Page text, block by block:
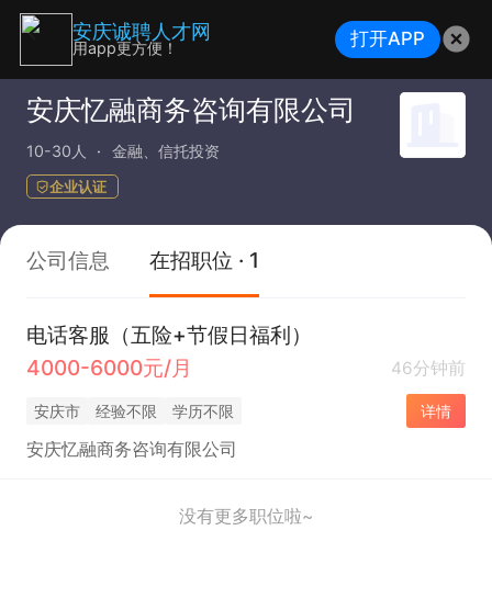
安庆忆融商务咨询有限公司
10-30人 金融、信托投资
企业认证
公司信息 在招职位 · 1
电话客服（五险+节假日福利）
4000-6000元/月
46分钟前
安庆市 经验不限 学历不限 详情
安庆忆融商务咨询有限公司
没有更多职位啦~
安庆诚聘人才网
用app更方便！ 打开APP